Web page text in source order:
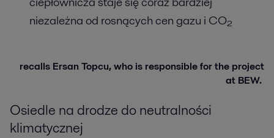
niezależna od rosnących cen gazu i CO₂
recalls Ersan Topcu, who is responsible for the project
at BEW.
Osiedle na drodze do neutralności
klimatycznej